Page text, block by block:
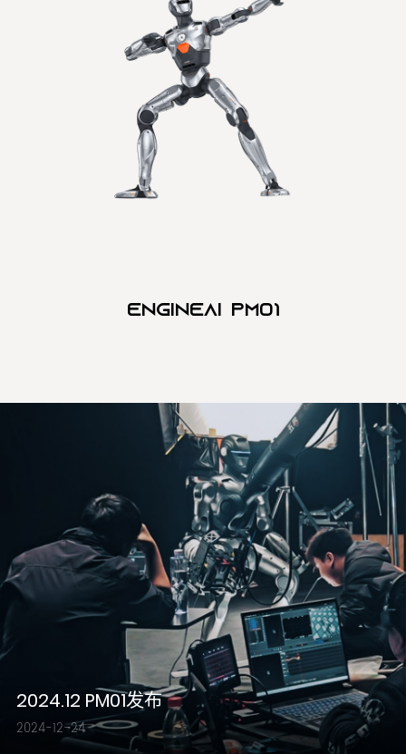
Engineai PM01
2024.12 PM01发布
2024-12-24